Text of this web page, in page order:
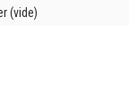
(vide)